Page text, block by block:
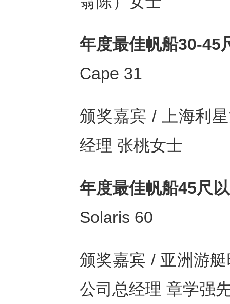
年度最佳帆船30-45
Cape 31
颁奖嘉宾 / 上海利
经理 张桃女士
年度最佳帆船45尺
Solaris 60
颁奖嘉宾 / 亚洲游
公司总经理 章学强